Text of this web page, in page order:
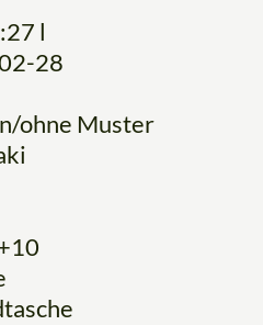
l
28
ohne Muster